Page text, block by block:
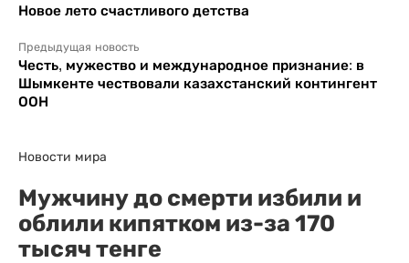
Новое лето счастливого детства
Предыдущая новость
Честь, мужество и международное признание: в
Шымкенте чествовали казахстанский контингент
ООН
Новости мира
Мужчину до смерти избили и
облили кипятком из-за 170
тысяч тенге